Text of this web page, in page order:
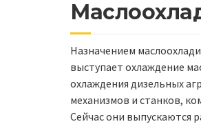
Назначением
выступает охлаждение
охлаждения дизельных
механизмов и станков,
Сейчас они выпускаются